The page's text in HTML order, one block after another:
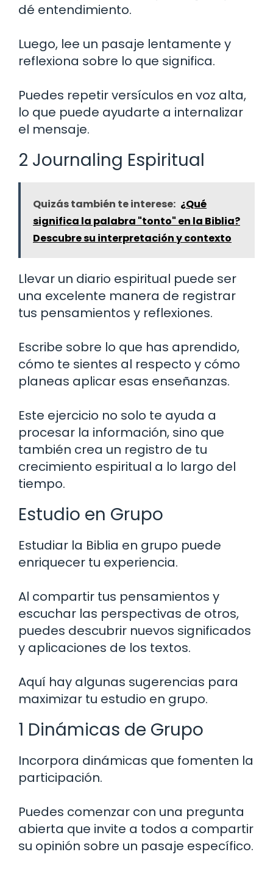
dé entendimiento.
Luego, lee un pasaje lentamente y
reflexiona sobre lo que significa.
Puedes repetir versículos en voz alta,
lo que puede ayudarte a internalizar
el mensaje.
2 Journaling Espiritual
Quizás también te interese: ¿Qué
significa la palabra "tonto" en la Biblia?
Descubre su interpretación y contexto
Llevar un diario espiritual puede ser
una excelente manera de registrar
tus pensamientos y reflexiones.
Escribe sobre lo que has aprendido,
cómo te sientes al respecto y cómo
planeas aplicar esas enseñanzas.
Este ejercicio no solo te ayuda a
procesar la información, sino que
también crea un registro de tu
crecimiento espiritual a lo largo del
tiempo.
Estudio en Grupo
Estudiar la Biblia en grupo puede
enriquecer tu experiencia.
Al compartir tus pensamientos y
escuchar las perspectivas de otros,
puedes descubrir nuevos significados
y aplicaciones de los textos.
Aquí hay algunas sugerencias para
maximizar tu estudio en grupo.
1 Dinámicas de Grupo
Incorpora dinámicas que fomenten la
participación.
Puedes comenzar con una pregunta
abierta que invite a todos a compartir
su opinión sobre un pasaje específico.